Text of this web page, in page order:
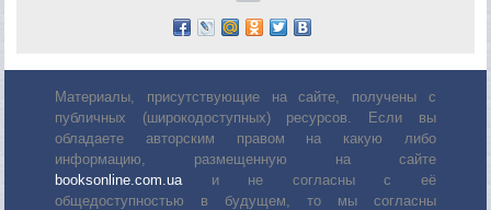
Материалы, присутствующие на сайте, получены с
публичных (широкодоступных) ресурсов. Если вы
обладаете авторским правом на какую либо
информацию, размещенную на сайте
booksonline.com.ua и не согласны с её
общедоступностью в будущем, то мы согласны